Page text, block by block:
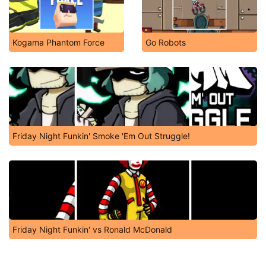
Kogama Phantom Force Go Robots
Friday Night Funkin' Smoke 'Em Out Struggle!
Friday Night Funkin' vs Ronald McDonald